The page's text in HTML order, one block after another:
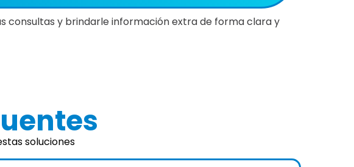
consultas y brindarle información extra de forma clara y
soluciones